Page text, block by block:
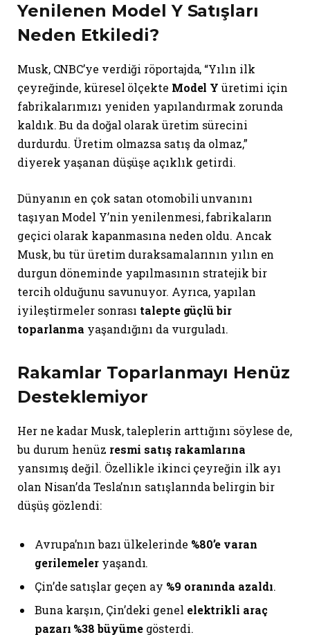
Yenilenen Model Y Satışları
Neden Etkiledi?
Musk, CNBC’ye verdiği röportajda, “Yılın ilk
çeyreğinde, küresel ölçekte Model Y üretimi için
fabrikalarımızı yeniden yapılandırmak zorunda
kaldık. Bu da doğal olarak üretim sürecini
durdurdu. Üretim olmazsa satış da olmaz,”
diyerek yaşanan düşüşe açıklık getirdi.
Dünyanın en çok satan otomobili unvanını
taşıyan Model Y’nin yenilenmesi, fabrikaların
geçici olarak kapanmasına neden oldu. Ancak
Musk, bu tür üretim duraksamalarının yılın en
durgun döneminde yapılmasının stratejik bir
tercih olduğunu savunuyor. Ayrıca, yapılan
iyileştirmeler sonrası talepte güçlü bir
toparlanma yaşandığını da vurguladı.
Rakamlar Toparlanmayı Henüz
Desteklemiyor
Her ne kadar Musk, taleplerin arttığını söylese de,
bu durum henüz resmi satış rakamlarına
yansımış değil. Özellikle ikinci çeyreğin ilk ayı
olan Nisan’da Tesla’nın satışlarında belirgin bir
düşüş gözlendi:
Avrupa’nın bazı ülkelerinde %80’e varan
gerilemeler yaşandı.
Çin’de satışlar geçen ay %9 oranında azaldı.
Buna karşın, Çin’deki genel elektrikli araç
pazarı %38 büyümegösterdi.